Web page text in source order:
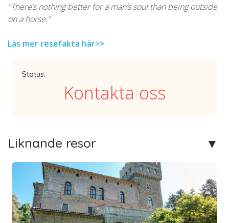
"There’s nothing better for a man’s soul than being outside
on a horse.”
Läs mer resefakta här>>
Status:
Kontakta oss
Liknande resor